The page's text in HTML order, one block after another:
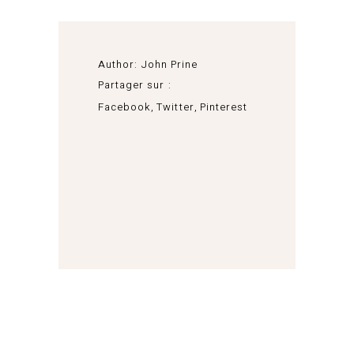
Author: John Prine
Partager sur :
Facebook Twitter Pinterest